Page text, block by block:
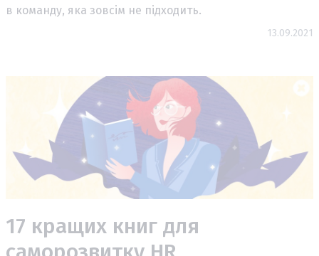
в команду, яка зовсім не підходить.
13.09.2021
17 кращих книг для